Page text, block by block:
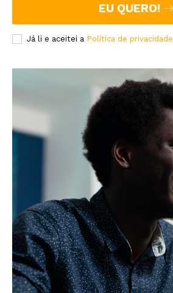
EU QUERO!
Já li e aceitei a Política de privacidade